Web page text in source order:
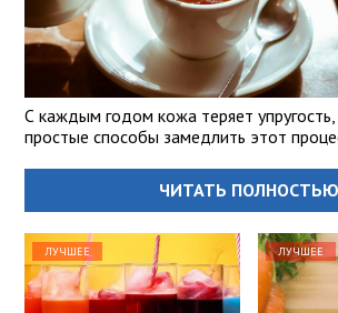
С каждым годом кожа теряет
простые способы замедлить этот
ЧИТАТЬ ПОЛНОСТЬЮ
ЛУЧШЕЕ ЛУЧШЕЕ